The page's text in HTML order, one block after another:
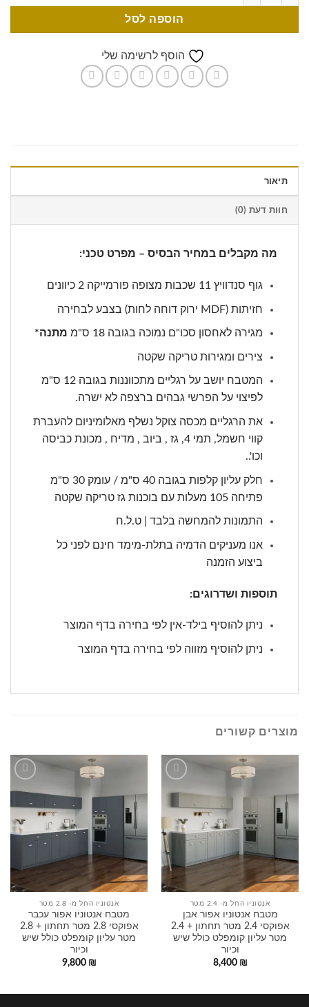
הוספה לסל
הוסף לרשימה שלי
תיאור
חוות דעת (0)
מה מקבלים במחיר הבסיס – מפרט טכני:
גוף סנדוויץ 11 שכבות מצופה פורמייקה 2 כיוונים
חזיתות (MDF ירוק דוחה לחות) בצבע לבחירה
מגירה לאחסון סכו"ם נמוכה בגובה 18 ס"מ מתנה*
צירים ומגירות טריקה שקטה
המטבח יושב על רגליים מתכווננות בגובה 12 ס"מ
לפיצוי על הפרשי גבהים ברצפה לא ישרה.
את הרגליים מכסה צוקל נשלף מאלומיניום להעברת
קווי חשמל, תמי 4, גז , ביוב , מדיח , מכונת כביסה
וכו'..
חלק עליון קלפות בגובה 40 ס"מ / עומק 30 ס"מ
פתיחה 105 מעלות עם בוכנות גז טריקה שקטה
התמונות להמחשה בלבד | ט.ל.ח
אנו מעניקים הדמיה בתלת-מימד חינם לפני כל
ביצוע הזמנה
תוספות ושדרוגים:
ניתן להוסיף בילד-אין לפי בחירה בדף המוצר
ניתן להוסיף מזווה לפי בחירה בדף המוצר
מוצרים קשורים
שלי
אנטוניו החל מ- 2.4 מטר
מטבח אנטוניו אפור אבן
אפוקסי 2.4 מטר תחתון + 2.4
מטר עליון קומפלט כולל שיש
וכיור
8,400 ₪
שלי
אנטוניו החל מ- 2.8 מטר
מטבח אנטוניו אפור עכבר
אפוקסי 2.8 מטר תחתון + 2.8
מטר עליון קומפלט כולל שיש
וכיור
9,800 ₪